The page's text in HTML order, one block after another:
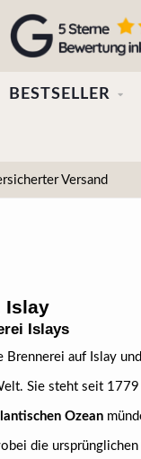
BESTSELLER
Versand
Islay
Islays
auf Islay und
Sie steht seit
Ozean
die